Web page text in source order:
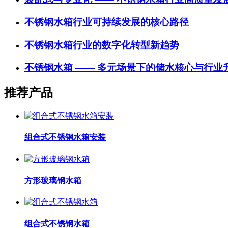
不锈钢水箱行业可持续发展的核心路径
不锈钢水箱行业的数字化转型新趋势
不锈钢水箱 —— 多元场景下的储水核心与行业
推荐产品
组合式不锈钢水箱安装
方形玻璃钢水箱
组合式不锈钢水箱